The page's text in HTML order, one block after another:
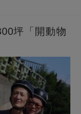
坪「開動物